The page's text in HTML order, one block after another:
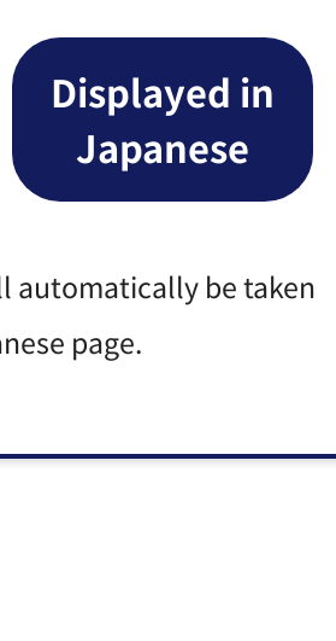
Displayed in
Japanese
automatically be taken
page.